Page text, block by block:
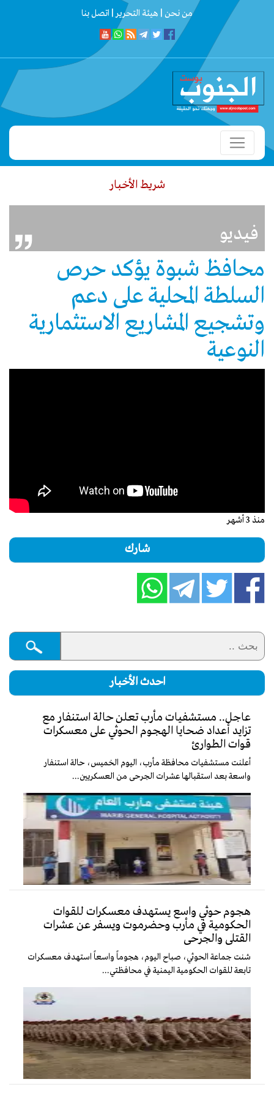
من نحن | هيئة التحرير | اتصل بنا
شريط الأخبار
فيديو
محافظ شبوة يؤكد حرص
السلطة المحلية على دعم
وتشجيع المشاريع الاستثمارية
النوعية
منذ 3 أشهر
شارك
احدث الأخبار
عاجل.. مستشفيات مأرب تعلن حالة استنفار مع
تزايد أعداد ضحايا الهجوم الحوثي على معسكرات
قوات الطوارئ
أعلنت مستشفيات محافظة مأرب، اليوم الخميس، حالة استنفار
واسعة بعد استقبالها عشرات الجرحى من العسكريين...
هجوم حوثي واسع يستهدف معسكرات للقوات
الحكومية في مأرب وحضرموت ويسفر عن عشرات
القتلى والجرحى
شنت جماعة الحوثي، صباح اليوم، هجوماً واسعاً استهدف معسكرات
تابعة للقوات الحكومية اليمنية في محافظتي...